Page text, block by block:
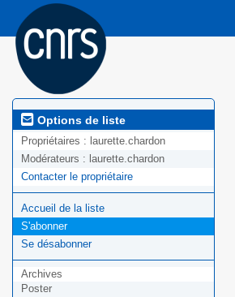
Options de liste
Propriétaires : laurette.chardon
Modérateurs : laurette.chardon
Contacter le propriétaire
Accueil de la liste
S'abonner
Se désabonner
Archives
Poster